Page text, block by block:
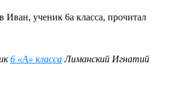
ученик 6а класса, прочитал
6 «А» классаЛиманский Игнатий